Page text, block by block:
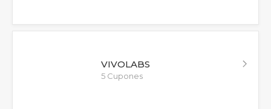
VIVOLABS
5 Cupones